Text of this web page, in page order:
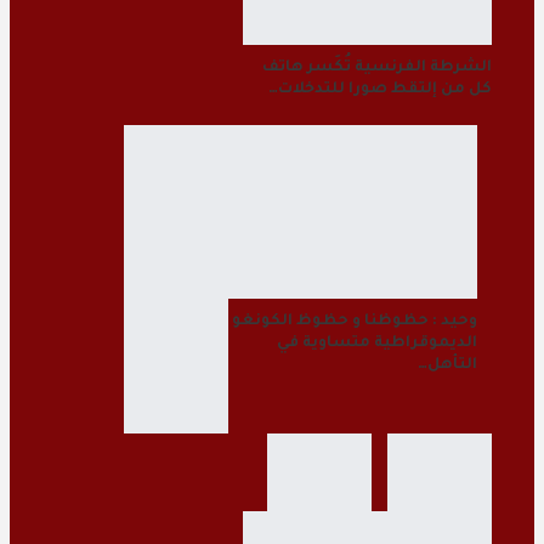
الشرطة الفرنسية تُكَسر هاتف
كل من إلتقط صورا للتدخلات…
وحيد : حظوظنا و حظوظ الكونغو
الديموقراطية متساوية في
التأهل…